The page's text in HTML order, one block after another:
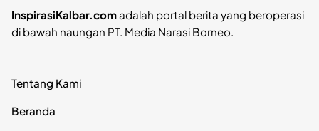
InspirasiKalbar.comadalah portal berita yang beroperasi
di bawah naungan PT. Media Narasi Borneo.
Tentang Kami
Beranda